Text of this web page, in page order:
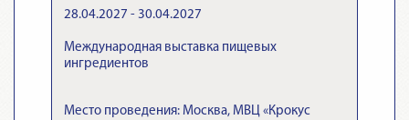
28.04.2027 - 30.04.2027
Международная выставка пищевых
ингредиентов
Место проведения: Москва, МВЦ «Крокус